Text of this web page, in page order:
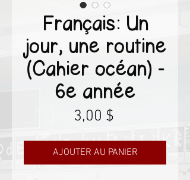
Français: Un
jour, une routine
(Cahier océan) -
6e année
3,00 $Prix
AJOUTER AU PANIER